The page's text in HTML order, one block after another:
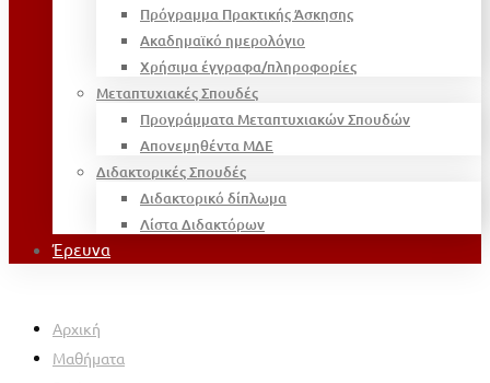
Πρόγραμμα Πρακτικής Άσκησης
Ακαδημαϊκό ημερολόγιο
Χρήσιμα έγγραφα/πληροφορίες
Μεταπτυχιακές Σπουδές
Προγράμματα Μεταπτυχιακών Σπουδών
Απονεμηθέντα ΜΔΕ
Διδακτορικές Σπουδές
Διδακτορικό δίπλωμα
Λίστα Διδακτόρων
Έρευνα
Αρχική
Μαθήματα